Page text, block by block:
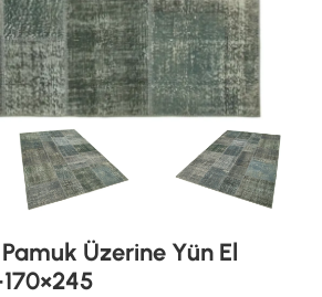
Üzerine Yün El